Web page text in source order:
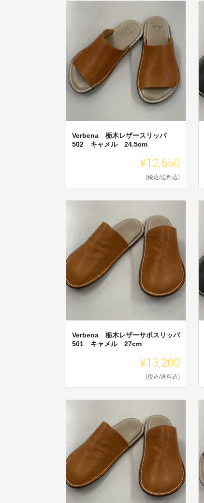
Verbena 栃木レザースリッパ
502 キャメル 24.5cm
¥12,650
(税込/送料込)
Verbena 栃木レザーサボスリッパ
501 キャメル 27cm
¥13,200
(税込/送料込)